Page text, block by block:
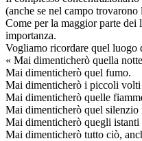
(anche se nel campo
Come per la maggior parte dei
importanza.
Vogliamo ricordare quel luogo
« Mai dimenticherò quella
Mai dimenticherò quel fumo.
Mai dimenticherò i piccoli
Mai dimenticherò quelle
Mai dimenticherò quel
Mai dimenticherò quegli istanti
Mai dimenticherò tutto ciò,